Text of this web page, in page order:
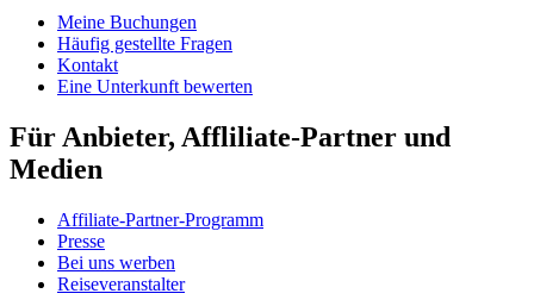
Meine Buchungen
Häufig gestellte Fragen
Kontakt
Eine Unterkunft bewerten
Für Anbieter, Affliliate-Partner und
Medien
Affiliate-Partner-Programm
Presse
Bei uns werben
Reiseveranstalter